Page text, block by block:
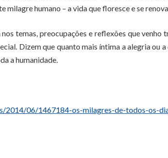
humano – a vida que floresce e se
temas, preocupações e reflexões que venho
Dizem que quanto mais íntima a alegria ou a
a humanidade.
2014/06/1467184-os-milagres-de-todos-os-